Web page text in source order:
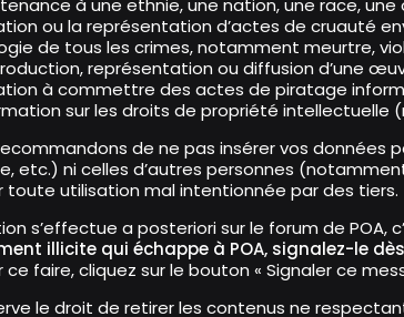
à une ethnie, une nation, une race,
ou la représentation d’actes de cruauté
de tous les crimes, notamment meurtre,
représentation ou diffusion d’une
à commettre des actes de piratage
sur les droits de propriété
de ne pas insérer vos
etc.) ni celles d’autres personnes
toute utilisation mal intentionnée par des tiers.
s’effectue a posteriori sur le forum de POA,
illicite qui échappe à POA, signalez-le
ce faire, cliquez sur le bouton « Signaler ce
le droit de retirer les contenus ne